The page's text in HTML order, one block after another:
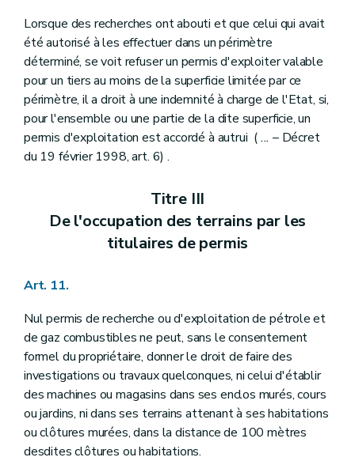
Lorsque des recherches ont abouti et que celui qui avait
été autorisé à les effectuer dans un périmètre
déterminé, se voit refuser un permis d'exploiter valable
pour un tiers au moins de la superficie limitée par ce
périmètre, il a droit à une indemnité à charge de l'Etat, si,
pour l'ensemble ou une partie de la dite superficie, un
permis d'exploitation est accordé à autrui (... – Décret
du 19 février 1998, art. 6) .
Titre III
De l'occupation des terrains par les
titulaires de permis
Art. 11.
Nul permis de recherche ou d'exploitation de pétrole et
de gaz combustibles ne peut, sans le consentement
formel du propriétaire, donner le droit de faire des
investigations ou travaux quelconques, ni celui d'établir
des machines ou magasins dans ses enclos murés, cours
ou jardins, ni dans ses terrains attenant à ses habitations
ou clôtures murées, dans la distance de 100 mètres
desdites clôtures ou habitations.